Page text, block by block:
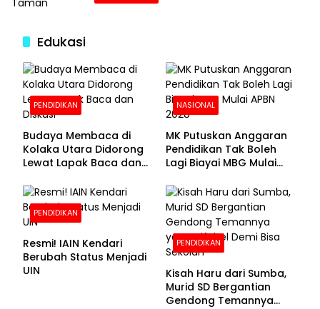
Edukasi
PENDIDIKAN
Budaya Membaca di
Kolaka Utara Didorong
Lewat Lapak Baca dan
NASIONAL
MK Putuskan Anggaran
Pendidikan Tak Boleh
Lagi Biayai MBG Mulai
PENDIDIKAN
Resmi! IAIN Kendari
Berubah Status Menjadi
UIN
PENDIDIKAN
Kisah Haru dari Sumba,
Murid SD Bergantian
Gendong Temannya